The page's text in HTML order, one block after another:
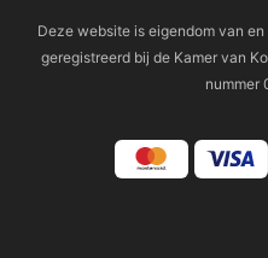
Deze website is eigendom van en
geregistreerd bij de Kamer van
nummer